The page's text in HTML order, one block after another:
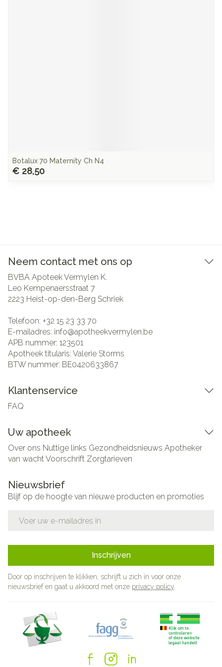
Botalux 70 Maternity Ch N4
€ 28,50
Neem contact met ons op
BVBA Apoteek Vermylen K.
Leo Kempenaersstraat 7
2223 Heist-op-den-Berg Schriek
Telefoon: +32 15 23 33 70
E-mailadres: info@apotheekvermylen.be
APB nummer: 123501
Apotheek titularis: Valerie Storms
BTW nummer: BE0420633867
Klantenservice
FAQ
Uw apotheek
Over ons Nuttige links Gezondheidsnieuws Apotheker
van wachtVoorschrift Zorgtarieven
Nieuwsbrief
Blijf op de hoogte van nieuwe producten en promoties
Inschrijven
Door op inschrijven te klikken, schrijft u zich in voor onze
nieuwsbrief en gaat u akkoord met onze privacy policy